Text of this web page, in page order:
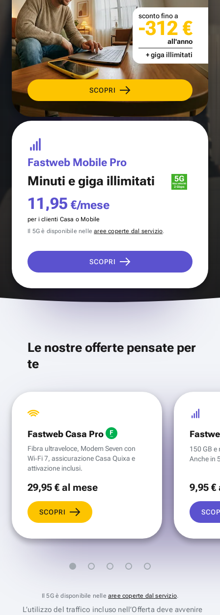
SCOPRI
sconto fino a
-312 €
all'anno
+ giga illimitati
Fastweb Mobile Pro
Minuti e giga illimitati
11,95 €/mese
per i clienti Casa o Mobile
Il 5G è disponibile nellearee coperte dal servizio.
SCOPRI
Le nostre offerte pensate per
te
Fastweb Casa Pro
Fibra ultraveloce, Modem Seven con
Wi‑Fi 7, assicurazione Casa Quixa e
attivazione inclusi.
29,95 €al mese
SCOPRI
150 GB e
Anche in
9,95 €
Il 5G è disponibile nelle aree coperte dal servizio.
L’utilizzo del traffico incluso nell’Offerta deve avvenire